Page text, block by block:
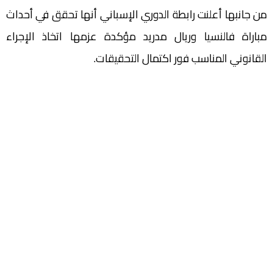
من جانبها أعلنت رابطة الدوري الإسباني أنها تحقق في أحداث
مباراة فالنسيا وريال مدريد مؤكدة عزمها اتخاذ الإجراء
القانوني المناسب فور اكتمال التحقيقات.